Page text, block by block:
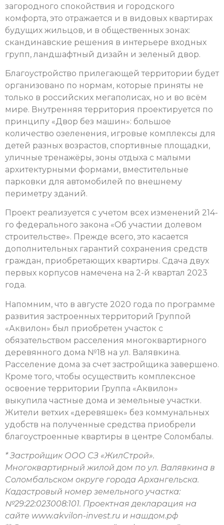
загородного спокойствия и городского
комфорта, это отражается и в видовых квартирах
будущих жильцов, и в общественных зонах:
скандинавские решения в интерьере входных
групп, ландшафтный дизайн и зеленый двор.
Благоустройство прилегающей территории будет
организовано по нормам, которые приняты не
только в российских мегаполисах, но и во всём
мире. Внутренняя территория проектируется по
принципу «Двор без машин»: большое
количество озеленения, игровые комплексы для
детей разных возрастов, спортивные площадки,
уличные тренажёры, зоны отдыха с малыми
архитектурными формами, вместительные
парковки для автомобилей по внешнему
периметру зданий.
Проект реализуется с учетом всех изменений 214-
го федерального закона «Об участии долевом
строительстве». Прежде всего, это касается
дополнительных гарантий сохранения средств
граждан, приобретающих квартиры. Сдача двух
первых корпусов намечена на 2-й квартал 2023
года.
Напомним, что в августе 2020 года по программе
развития застроенных территорий Группой
«Аквилон» был приобретен участок с
обязательством расселения многоквартирного
деревянного дома №18 на ул. Валявкина.
Расселение дома за счет застройщика завершено.
Кроме того, чтобы осуществить комплексное
освоение территории Группа «Аквилон»
выкупила частные дома и земельные участки.
Жители ветхих «деревяшек» без коммунальных
удобств на полученные средства приобрели
благоустроенные квартиры в центре Соломбалы.
* Застройщик ООО СЗ «ЖилСтрой».
Многоквартирный жилой дом по ул. Валявкина в
Соломбальском округе города Архангельска.
Кадастровый номер земельного участка:
№29:22:023008:101. Проектная декларация на
сайте www.akvilon-invest.ru и нашдом.рф